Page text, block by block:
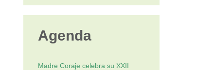
Agenda
Madre Coraje celebra su XXII